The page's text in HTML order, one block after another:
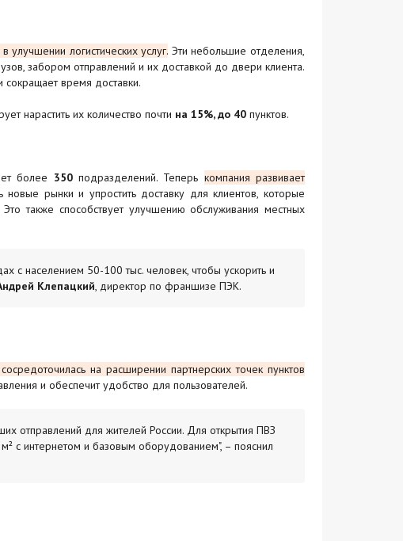
логистических услуг. Эти небольшие отделения,
забором отправлений и их доставкой до двери клиента.
время доставки.
нарастить их количество почти на 15%, до 40пунктов.
более 350подразделений. Теперь компания развивает
новые рынки и упростить доставку для клиентов, которые
также способствует улучшению обслуживания местных
с населением 50-100 тыс. человек, чтобы ускорить и
Клепацкий, директор по франшизе ПЭК.
на расширении партнерских точек пунктов
и обеспечит удобство для пользователей.
отправлений для жителей России. Для открытия ПВЗ
с интернетом и базовым оборудованием", – пояснил